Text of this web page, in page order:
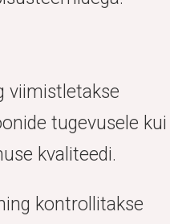
viimistletakse
tugevusele kui
kvaliteedi.
kontrollitakse